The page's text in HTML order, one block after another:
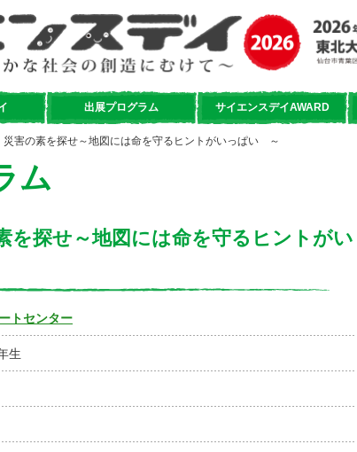
出展プログラム サイエンスデイAWARD
災害の素を探せ～地図には命を守るヒントがいっぱい ～
ム
を探せ～地図には命を守るヒントがい
トセンター
生